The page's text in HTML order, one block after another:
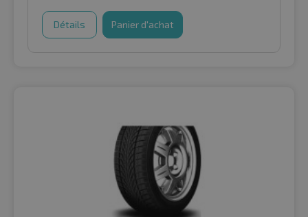
Détails Panier d'achat